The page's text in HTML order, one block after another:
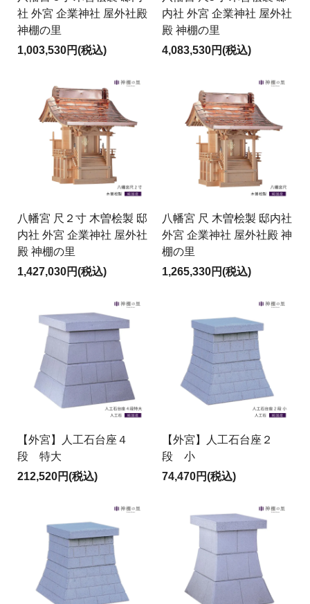
社 外宮 企業神社 屋外社殿
神棚の里
1,003,530円(税込)
内社 外宮 企業神社 屋外社
殿 神棚の里
4,083,530円(税込)
八幡宮 尺２寸 木曽桧製 邸
内社 外宮 企業神社 屋外社
殿 神棚の里
1,427,030円(税込)
八幡宮 尺 木曽桧製 邸内社
外宮 企業神社 屋外社殿 神
棚の里
1,265,330円(税込)
【外宮】人工石台座４
段 特大
212,520円(税込)
【外宮】人工石台座２
段 小
74,470円(税込)